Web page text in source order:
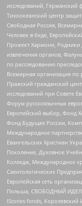
исследований,
Тихоокеанский центр
Свободная Россия,
Человек в беде,
Прожект Хармони, Родники
извлечения органов,
по расследованию
Всемирная организация по
Пражский гражданский
исследований при Совете
Форум русскоязычных
Европейский выбор, Фонд
Фонд Будущее России,
Международное
Евангельских Христиан
Поколение, Духовное
Колледж, Международное
Саентологических
Европейская сеть
Польша, СВОБОДНЫЙ
IStories fonds,